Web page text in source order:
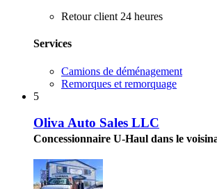
Retour client 24 heures
Services
Camions de déménagement
Remorques et remorquage
5
Oliva Auto Sales LLC
Concessionnaire U-Haul dans le